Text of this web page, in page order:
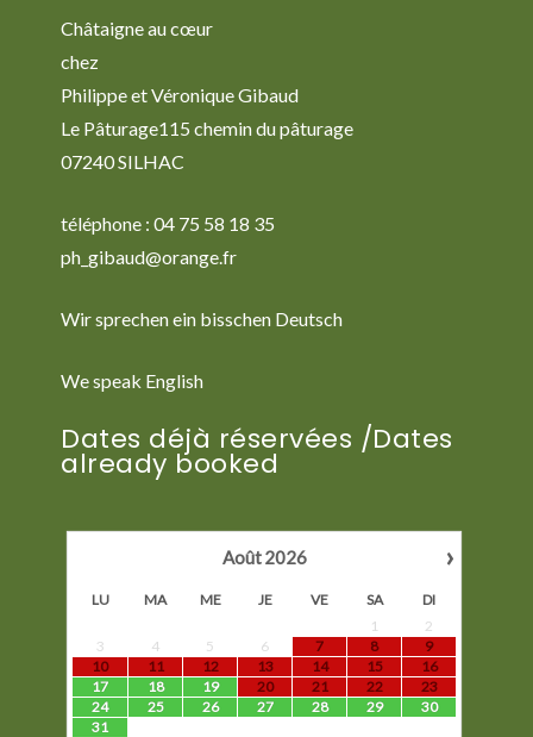
Châtaigne au cœur
chez
Philippe et Véronique Gibaud
Le Pâturage115 chemin du pâturage
07240 SILHAC
téléphone : 04 75 58 18 35
ph_gibaud@orange.fr
Wir sprechen ein bisschen Deutsch
We speak English
Dates déjà réservées /Dates
already booked
›
Août2026
LU MA ME JE VE SA
DI
1
2
3
4 5 6 7 8
9
10
11 12 13 14 15
16
17
18 19 20 21 22
23
24
25 26 27 28 29
30
31